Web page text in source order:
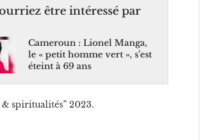
être intéressé par
Cameroun : Lionel Manga,
le « petit homme vert », s’est
éteint à 69 ans
spiritualités” 2023.